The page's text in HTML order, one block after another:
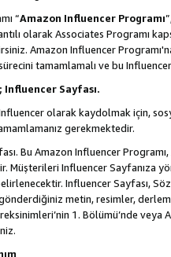
“Amazon Influencer Programı
olarak Associates Programı
Amazon Influencer
tamamlamalı ve bu
Influencer Sayfası.
olarak kaydolmak için,
gerekmektedir.
Bu Amazon Influencer
Müşterileri Influencer Sayfanıza
Influencer Sayfası,
metin, resimler,
1. Bölümü’nde